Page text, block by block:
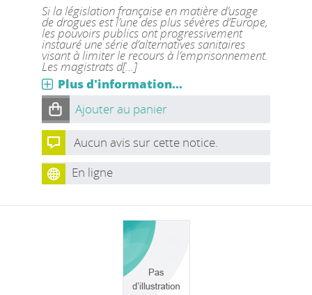
Si la législation française en matière d’usage
de drogues est l’une des plus sévères d’Europe,
les pouvoirs publics ont progressivement
instauré une série d’alternatives sanitaires
visant à limiter le recours à l’emprisonnement.
Les magistrats d[...]
Plus d'information...
Ajouter au panier
Aucun avis sur cette notice.
En ligne